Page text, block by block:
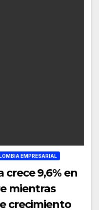
EMPRESARIAL
crece 9,6% en
mientras
crecimiento